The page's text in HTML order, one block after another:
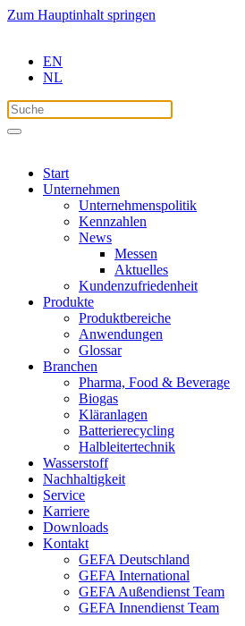
Zum Hauptinhalt springen
EN
NL
Start
Unternehmen
Unternehmenspolitik
Kennzahlen
News
Messen
Aktuelles
Kundenzufriedenheit
Produkte
Produktbereiche
Anwendungen
Glossar
Branchen
Pharma, Food & Beverage
Biogas
Kläranlagen
Batterierecycling
Halbleitertechnik
Wasserstoff
Nachhaltigkeit
Service
Karriere
Downloads
Kontakt
GEFA Deutschland
GEFA International
GEFA Außendienst Team
GEFA Innendienst Team